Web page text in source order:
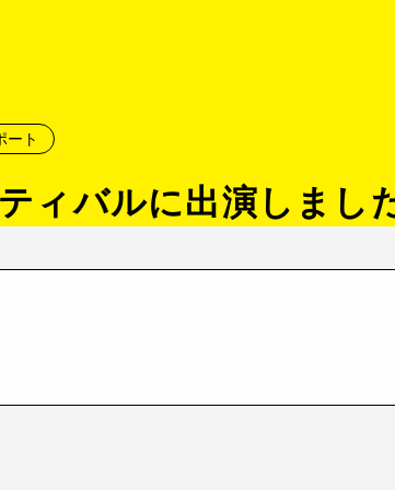
ート
ィバルに出演しまし